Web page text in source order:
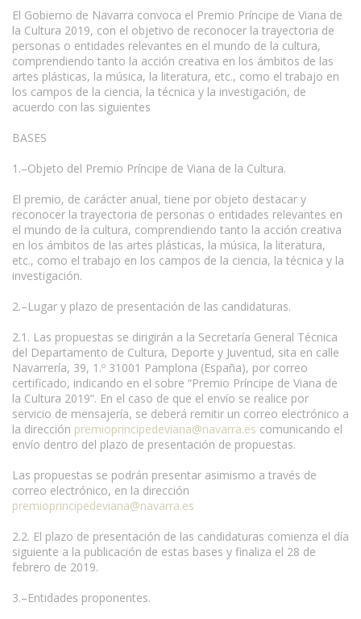
El Gobierno de Navarra convoca el Premio Príncipe de Viana de
la Cultura 2019, con el objetivo de reconocer la trayectoria de
personas o entidades relevantes en el mundo de la cultura,
comprendiendo tanto la acción creativa en los ámbitos de las
artes plásticas, la música, la literatura, etc., como el trabajo en
los campos de la ciencia, la técnica y la investigación, de
acuerdo con las siguientes
BASES
1.–Objeto del Premio Príncipe de Viana de la Cultura.
El premio, de carácter anual, tiene por objeto destacar y
reconocer la trayectoria de personas o entidades relevantes en
el mundo de la cultura, comprendiendo tanto la acción creativa
en los ámbitos de las artes plásticas, la música, la literatura,
etc., como el trabajo en los campos de la ciencia, la técnica y la
investigación.
2.–Lugar y plazo de presentación de las candidaturas.
2.1. Las propuestas se dirigirán a la Secretaría General Técnica
del Departamento de Cultura, Deporte y Juventud, sita en calle
Navarrería, 39, 1.º 31001 Pamplona (España), por correo
certificado, indicando en el sobre “Premio Príncipe de Viana de
la Cultura 2019”. En el caso de que el envío se realice por
servicio de mensajería, se deberá remitir un correo electrónico a
la dirección premioprincipedeviana@navarra.es comunicando el
envío dentro del plazo de presentación de propuestas.
Las propuestas se podrán presentar asimismo a través de
correo electrónico, en la dirección
premioprincipedeviana@navarra.es
2.2. El plazo de presentación de las candidaturas comienza el día
siguiente a la publicación de estas bases y finaliza el 28 de
febrero de 2019.
3.–Entidades proponentes.